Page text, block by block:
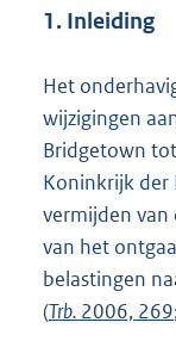
1. Inleiding
Het
wijzigingen
Bridgetown
Koninkrijk der
vermijden van
van het
belastingen
(Trb. 2006, 269